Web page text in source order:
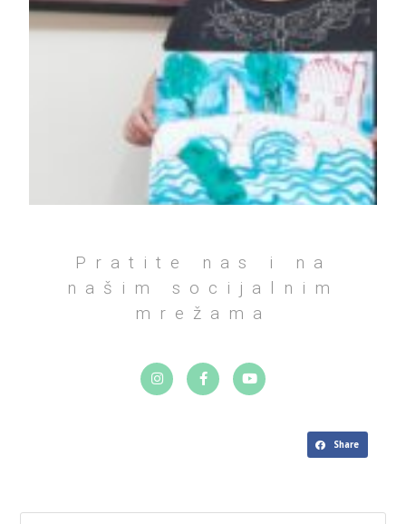
Pratite nas i na
našim socijalnim
mrežama
Share